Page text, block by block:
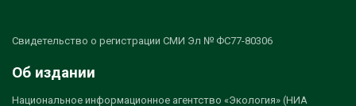
Свидетельство о регистрации СМИ Эл № ФС77-80306
Об издании
Национальное информационное агентство «Экология» (НИА